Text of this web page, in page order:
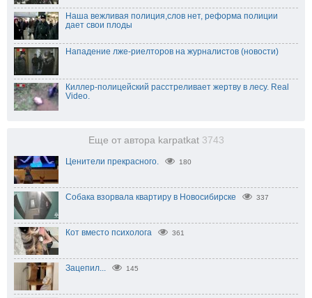
Наша вежливая полиция,слов нет, реформа полиции
дает свои плоды
Нападение лже-риелторов на журналистов (новости)
Киллер-полицейский расстреливает жертву в лесу. Real
Video.
Еще от автора karpatkat 3743
Ценители прекрасного. 180
Собака взорвала квартиру в Новосибирске 337
Кот вместо психолога 361
Зацепил... 145